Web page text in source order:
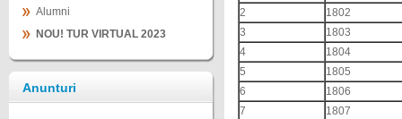
Alumni
NOU! TUR VIRTUAL 2023
Anunturi
2
1802
3
1803
4
1804
5
1805
6
1806
7
1807